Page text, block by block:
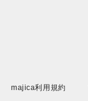
majica利用規約